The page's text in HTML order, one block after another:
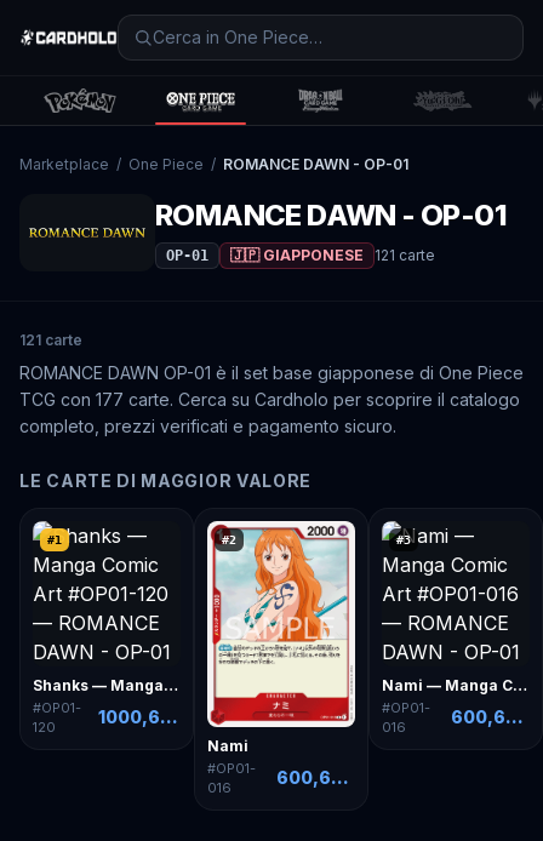
Marketplace / One Piece / ROMANCE DAWN - OP-01
ROMANCE DAWN - OP-01
OP-01 🇯🇵 GIAPPONESE 121 carte
121 carte
ROMANCE DAWN OP-01 è il set base giapponese di One Piece
TCG con 177 carte. Cerca su Cardholo per scoprire il catalogo
completo, prezzi verificati e pagamento sicuro.
LE CARTE DI MAGGIOR VALORE
#1
Shanks — Manga Comic Art
#OP01-
120
1000,64 €
#2
Nami
#OP01-
016
600,64 €
#3
Nami — Manga Comic Art
#OP01-
016
600,64 €